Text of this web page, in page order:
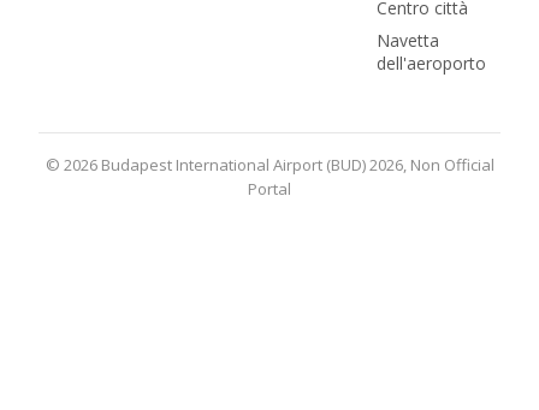
Centro città
Navetta
dell'aeroporto
© 2026 Budapest International Airport (BUD) 2026, Non Official
Portal